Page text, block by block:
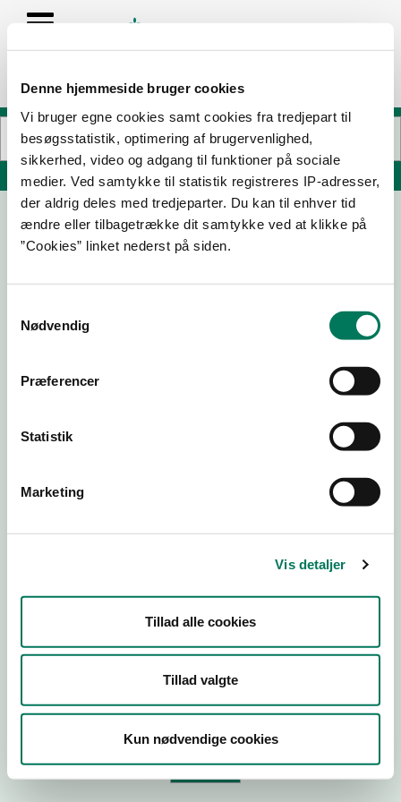
Denne hjemmeside bruger cookies
Vi bruger egne cookies samt cookies fra tredjepart til
besøgsstatistik, optimering af brugervenlighed,
sikkerhed, video og adgang til funktioner på sociale
medier. Ved samtykke til statistik registreres IP-adresser,
der aldrig deles med tredjeparter. Du kan til enhver tid
ændre eller tilbagetrække dit samtykke ved at klikke på
”Cookies” linket nederst på siden.
Nødvendig
Præferencer
Statistik
Marketing
Vis detaljer
Tillad alle cookies
Tillad valgte
Kun nødvendige cookies
Søg på adresse, postnummer, by, firmanavn
Virksomhedstype
ID-nummer
P-nr
Tilføj smiley til dit website
Kopier link til at indsætte på virksomhedens hjemmeside